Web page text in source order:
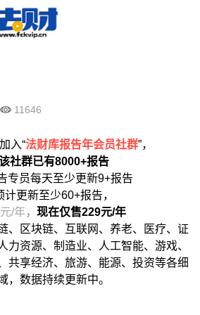
课详情页
11646
入“法财库报告年会员社群”，
社群已有8000+报告
专员每天至少更新9+报告
计更新至少60+报告，
/年， 现在仅售229元/年
、区块链、互联网、养老、医疗、证
力资源、制造业、人工智能、游戏、
共享经济、旅游、能源、投资等各细
，数据持续更新中。